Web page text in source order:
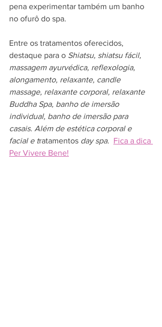
pena experimentar também um banho
no ofurô do spa.
Entre os tratamentos oferecidos,
destaque para o Shiatsu, shiatsu fácil,
massagem ayurvédica, reflexologia,
alongamento, relaxante, candle
massage, relaxante corporal, relaxante
Buddha Spa, banho de imersão
individual, banho de imersão para
casais. Além de estética corporal e
facial e tratamentos day spa. Fica a dica
Per Vivere Bene!